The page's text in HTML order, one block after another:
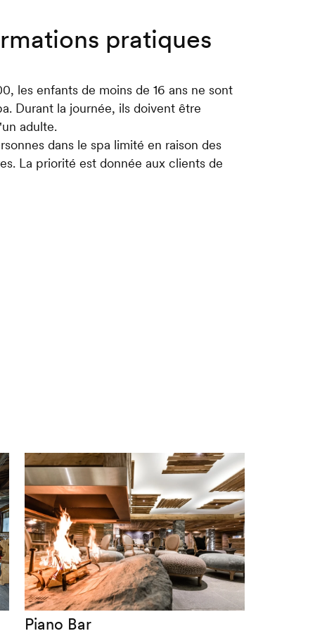
pratiques
les enfants de moins de 16 ans ne sont
Durant la journée, ils doivent être
adulte.
dans le spa limité en raison des
La priorité est donnée aux clients de
Piano Bar